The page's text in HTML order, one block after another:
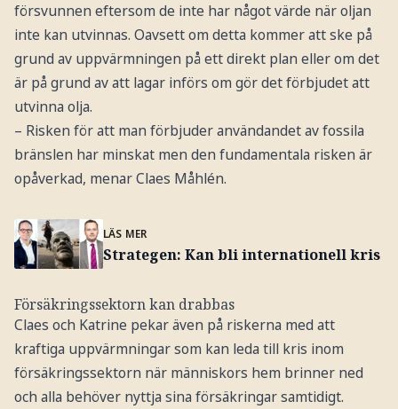
försvunnen eftersom de inte har något värde när oljan
inte kan utvinnas. Oavsett om detta kommer att ske på
grund av uppvärmningen på ett direkt plan eller om det
är på grund av att lagar införs om gör det förbjudet att
utvinna olja.
– Risken för att man förbjuder användandet av fossila
bränslen har minskat men den fundamentala risken är
opåverkad, menar Claes Måhlén.
LÄS MER
Strategen: Kan bli internationell kris
Försäkringssektorn kan drabbas
Claes och Katrine pekar även på riskerna med att
kraftiga uppvärmningar som kan leda till kris inom
försäkringssektorn när människors hem brinner ned
och alla behöver nyttja sina försäkringar samtidigt.